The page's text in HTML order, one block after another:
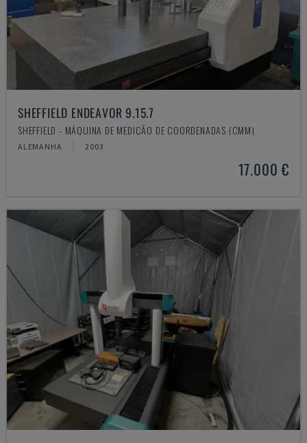
SHEFFIELD ENDEAVOR 9.15.7
SHEFFIELD - MÁQUINA DE MEDIÇÃO DE COORDENADAS (CMM)
ALEMANHA 2003
17.000 €